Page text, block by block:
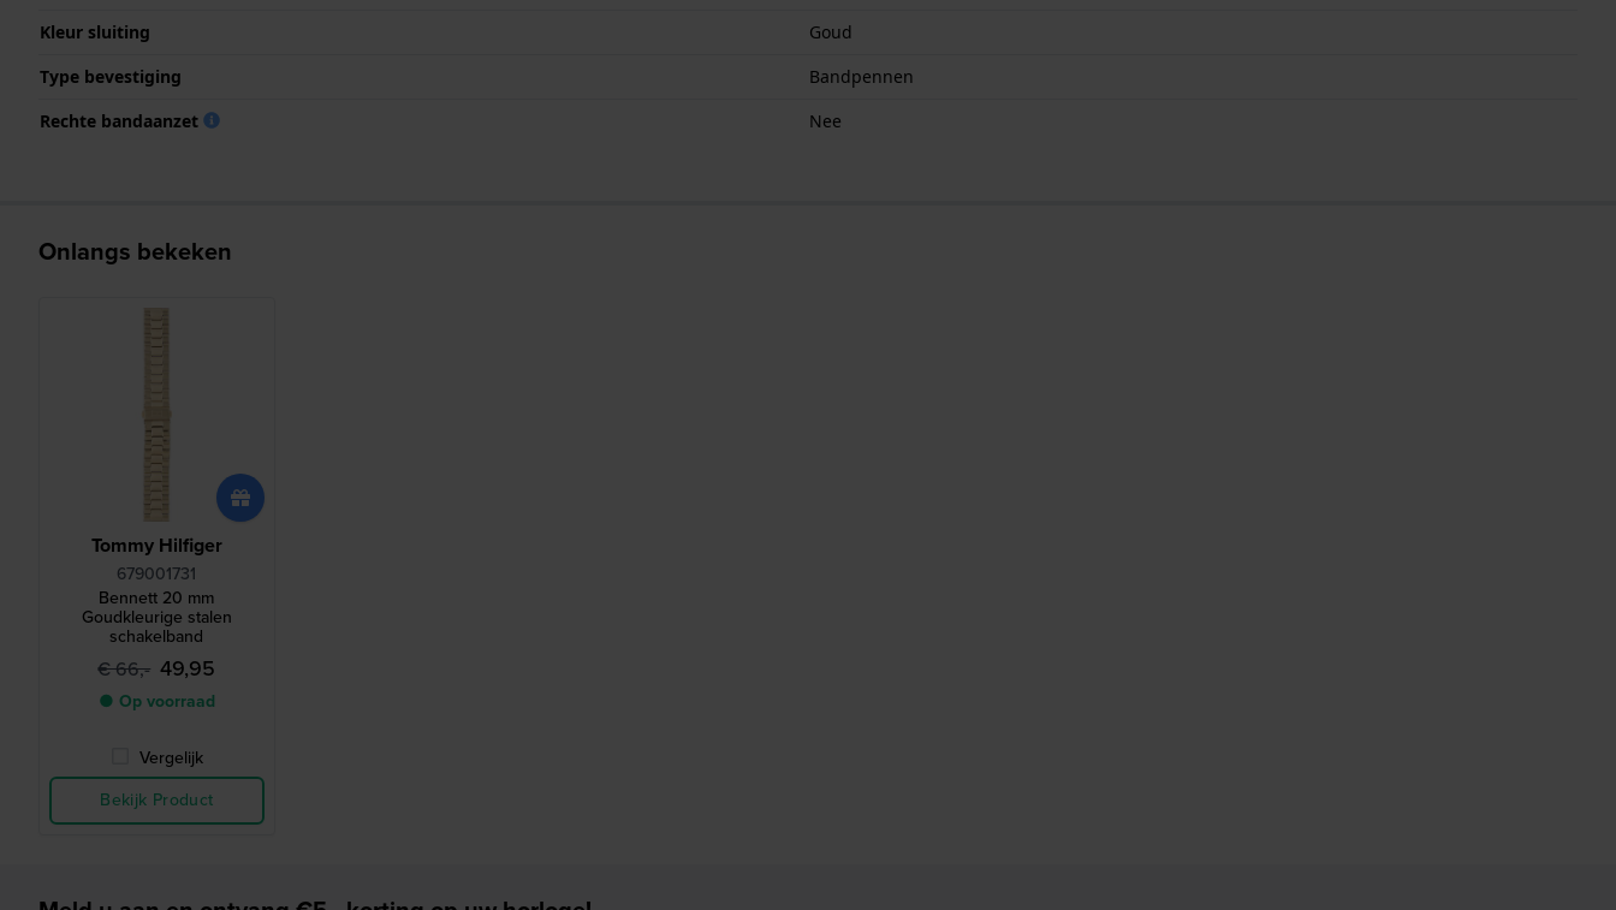
Kleur sluiting
Goud
Type bevestiging
Bandpennen
Rechte bandaanzet
Nee
Onlangs bekeken
Tommy Hilfiger
679001731
Bennett 20 mm
Goudkleurige stalen
schakelband
€ 66,- 49,95
● Op voorraad
Vergelijk
Bekijk Product